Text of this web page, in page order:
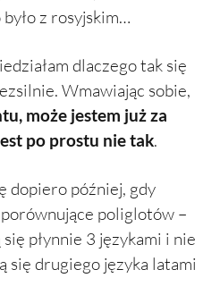
z rosyjskim…
dlaczego tak się
Wmawiając sobie,
może jestem już za
po prostu nie tak.
dopiero później, gdy
poliglotów –
płynnie 3 językami i nie
się drugiego języka latami